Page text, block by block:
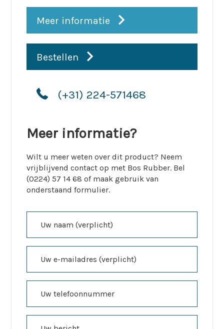
Meer informatie
Bestellen
(+31) 224-571468
Meer informatie?
Wilt u meer weten over dit product? Neem
vrijblijvend contact op met Bos Rubber. Bel
(0224) 57 14 68 of maak gebruik van
onderstaand formulier.